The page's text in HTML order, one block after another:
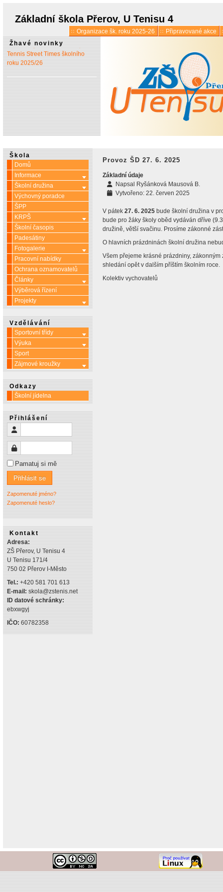
Základní škola Přerov, U Tenisu 4
Organizace šk. roku 2025-26
Připravované akce
Žhavé novinky
prázdninách
* 13. 5.:Vyšlo 6. číslo časopisu
Tennis Street Times školního
roku 2025/26
Škola
Domů
Informace
Více o: Informace
Školní družina Více o: Školní družina
Výchovný poradce
ŠPP
KRPŠ
Více o: KRPŠ
Školní časopis
Padesátiny
Fotogalerie
Více o: Fotogalerie
Pracovní nabídky
Ochrana oznamovatelů
Články
Více o: Články
Výběrová řízení
Projekty
Více o: Projekty
Vzdělávání
Sportovní třídy
Více o: Sportovní třídy
Výuka Více o: Výuka
Sport
Zájmové kroužky
Více o: Zájmové kroužky
Odkazy
Školní jídelna
Přihlášení
Heslo
Pamatuj si mě
Přihlásit se
Zapomenuté jméno?
Zapomenuté heslo?
Kontakt
Adresa:
ZŠ Přerov, U Tenisu 4
U Tenisu 171/4
750 02 Přerov I-Město
Tel.: +420 581 701 613
E-mail: skola@zstenis.net
ID datové schránky:
ebxwgyj
IČO: 60782358
Provoz ŠD 27. 6. 2025
Základní údaje
Napsal Ryšánková Mausová B.
Vytvořeno: 22. červen 2025
V pátek 27. 6. 2025bude školní družina v
bude pro žáky školy oběd vydáván dříve
družině, větší svačinu. Prosíme zákonné
O hlavních prázdninách školní družina
Všem přejeme krásné prázdniny,
shledání opět v dalším příštím školním roce.
Kolektiv vychovatelů